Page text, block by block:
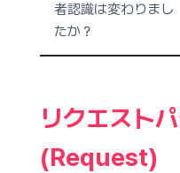
者認識は変わりまし
たか？
リクエスト
(Request)